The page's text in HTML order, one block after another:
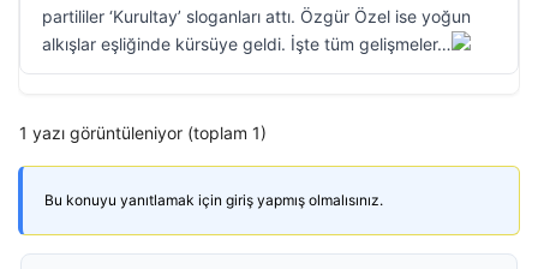
partililer ‘Kurultay’ sloganları attı. Özgür Özel ise yoğun
alkışlar eşliğinde kürsüye geldi. İşte tüm gelişmeler…
1 yazı görüntüleniyor (toplam 1)
Bu konuyu yanıtlamak için giriş yapmış olmalısınız.